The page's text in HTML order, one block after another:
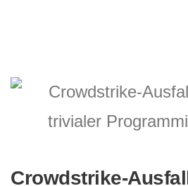
Das digitale Testament
Crowdstrike-